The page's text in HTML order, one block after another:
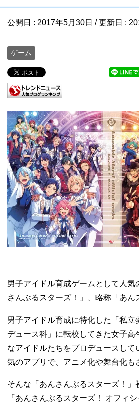
公開日 : 2017年5月30日 / 更新日 :
ゲーム
男子アイドル育成ゲームとして人気
さんぶるスターズ！」、略称「あん
男子アイドル育成に特化した「私立
デュース科」に転校してきた女子高
なアイドルたちをプロデュースして
気のアプリで、アニメ化や舞台化も
そんな「あんさんぶるスターズ！」
『あんさんぶるスターズ！ オフィ